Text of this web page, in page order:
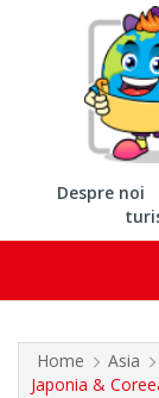
Despre noi
Home Asia
Japonia &